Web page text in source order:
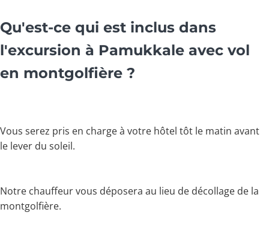
Qu'est-ce qui est inclus dans
l'excursion à Pamukkale avec vol
en montgolfière ?
Vous serez pris en charge à votre hôtel tôt le matin avant
le lever du soleil.
Notre chauffeur vous déposera au lieu de décollage de la
montgolfière.